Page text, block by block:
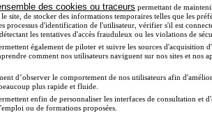
alternance
alternance
des cookies ou traceurs permettant de
site, de stocker des informations temporaires telles que les
processus d'identification de l'utilisateur, vérifier s'il est
les tentatives d'accès frauduleux ou les violations de
également de piloter et suivre les sources d'acquisition
comment nos utilisateurs naviguent sur nos sites et nos
d’observer le comportement de nos utilisateurs afin
plus rapide et fluide.
enfin de personnaliser les interfaces de consultation et
ou de formations proposées.